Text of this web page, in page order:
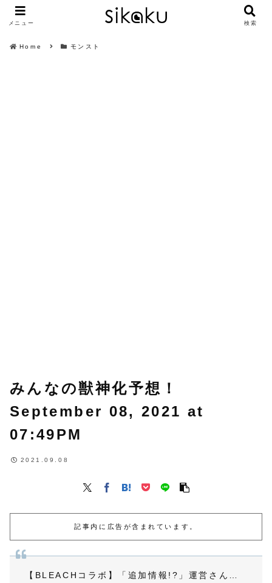
Home モンスト
みんなの獣神化予想！
September 08, 2021 at
07:49PM
2021.09.08
記事内に広告が含まれています。
【BLEACHコラボ】「追加情報!?」運営さん…
メニュー 検索